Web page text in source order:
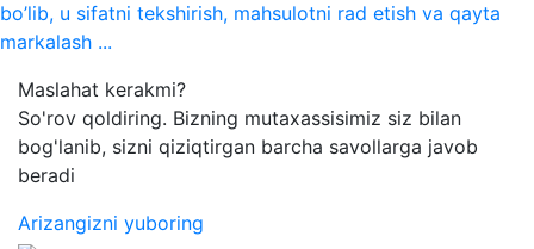
bo’lib, u sifatni tekshirish, mahsulotni rad etish va qayta
markalash ...
Maslahat kerakmi?
So'rov qoldiring. Bizning mutaxassisimiz siz bilan
bog'lanib, sizni qiziqtirgan barcha savollarga javob
beradi
Arizangizni yuboring